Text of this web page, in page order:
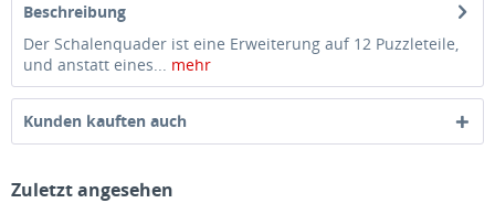
Beschreibung
Der Schalenquader ist eine Erweiterung auf 12 Puzzleteile,
und anstatt eines... mehr
Kunden kauften auch
Zuletzt angesehen